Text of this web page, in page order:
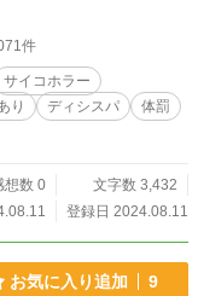
件
サイコホラー
り ディシスパ
体罰
想数 0
文字数 3,432
登録日 2024.08.11
お気に入り追加 9